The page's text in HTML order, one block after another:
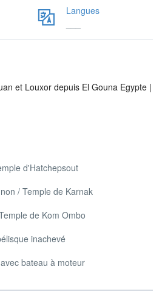
Langues
et Louxor depuis El Gouna Egypte |
d'Hatchepsout
/ Temple de Karnak
de Kom Ombo
inachevé
bateau à moteur